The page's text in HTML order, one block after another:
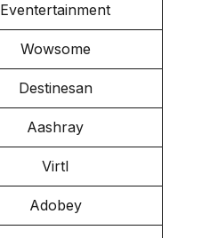
Eventertainment
Wowsome
Destinesan
Aashray
Virtl
Adobey